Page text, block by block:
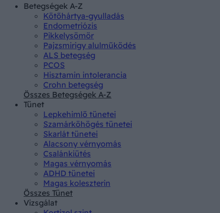
Betegségek A-Z
Kötőhártya-gyulladás
Endometriózis
Pikkelysömör
Pajzsmirigy alulműködés
ALS betegség
PCOS
Hisztamin intolerancia
Crohn betegség
Összes Betegségek A-Z
Tünet
Lepkehimlő tünetei
Szamárköhögés tünetei
Skarlát tünetei
Alacsony vérnyomás
Csalánkiütés
Magas vérnyomás
ADHD tünetei
Magas koleszterin
Összes Tünet
Vizsgálat